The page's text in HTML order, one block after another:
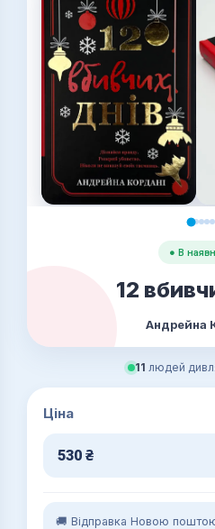
● В
12
Андрейна
11 людей
Ціна
530 ₴
🚚 Відправка Новою поштою